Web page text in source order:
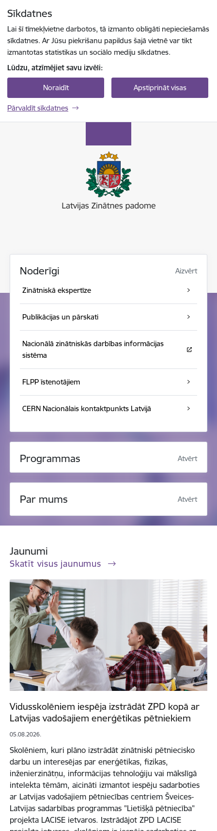
Sīkdatnes
Lai šī tīmekļvietne darbotos, tā izmanto obligāti nepieciešamās
sīkdatnes. Ar Jūsu piekrišanu papildus šajā vietnē var tikt
izmantotas statistikas un sociālo mediju sīkdatnes.
Lūdzu, atzīmējiet savu izvēli:
Noraidīt Apstiprināt visas
Pārvaldīt sīkdatnes
Noderīgi Aizvērt
Zinātniskā ekspertīze
Publikācijas un pārskati
Nacionālā zinātniskās darbības informācijas
sistēma
FLPP īstenotājiem
CERN Nacionālais kontaktpunkts Latvijā
Programmas Atvērt
Par mums Atvērt
Jaunumi
Skatīt visus jaunumus
Vidusskolēniem iespēja izstrādāt ZPD kopā ar
Latvijas vadošajiem enerģētikas pētniekiem
05.08.2026.
Skolēniem, kuri plāno izstrādāt zinātniski pētniecisko
darbu un interesējas par enerģētikas, fizikas,
inženierzinātņu, informācijas tehnoloģiju vai mākslīgā
intelekta tēmām, aicināti izmantot iespēju sadarboties
ar Latvijas vadošajiem pētniecības centriem Šveices-
Latvijas sadarbības programmas "Lietišķā pētniecība"
projekta LACISE ietvaros. Izstrādājot ZPD LACISE